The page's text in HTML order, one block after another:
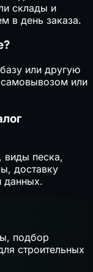
склады и
в день заказа.
или другую
или
виды песка,
доставку
данных.
подбор
строительных